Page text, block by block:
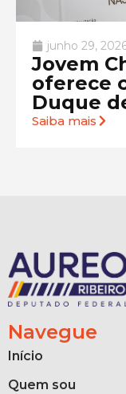
junho 29,
Jovem
oferece
Duque
Saiba mais
Navegue
Início
Quem sou